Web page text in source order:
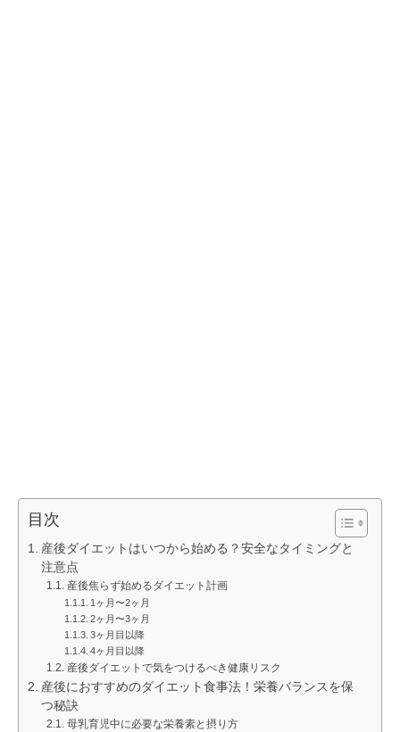
目次
産後ダイエットはいつから始める？安全なタイミングと
注意点
産後焦らず始めるダイエット計画
1ヶ月〜2ヶ月
2ヶ月〜3ヶ月
3ヶ月目以降
4ヶ月目以降
産後ダイエットで気をつけるべき健康リスク
産後におすすめのダイエット食事法！栄養バランスを保
つ秘訣
母乳育児中に必要な栄養素と摂り方